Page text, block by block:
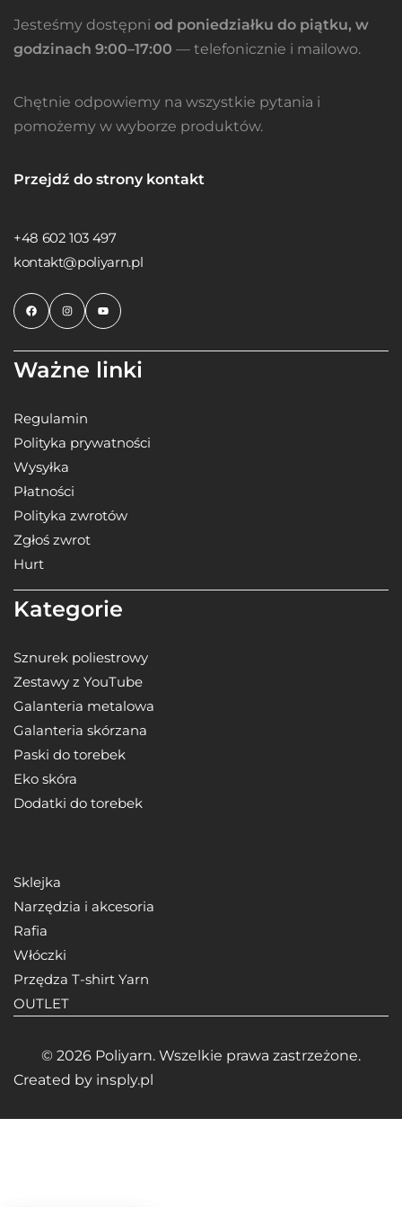
Jesteśmy dostępni od poniedziałku do piątku, w
godzinach 9:00–17:00 — telefonicznie i mailowo.
Chętnie odpowiemy na wszystkie pytania i
pomożemy w wyborze produktów.
Przejdź do strony kontakt
+48 602 103 497
kontakt@poliyarn.pl
Ważne linki
Regulamin
Polityka prywatności
Wysyłka
Płatności
Polityka zwrotów
Zgłoś zwrot
Hurt
Kategorie
Sznurek poliestrowy
Zestawy z YouTube
Galanteria metalowa
Galanteria skórzana
Paski do torebek
Eko skóra
Dodatki do torebek
Sklejka
Narzędzia i akcesoria
Rafia
Włóczki
Przędza T-shirt Yarn
OUTLET
© 2026 Poliyarn. Wszelkie prawa zastrzeżone.
Created by insply.pl